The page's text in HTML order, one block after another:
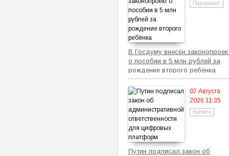
Парламент
В Госдуму внесён
о пособии в 5 млн рублей за
рождение второго ребёнка
07 Августа
2026 11:35
Кремль
Путин подписал закон об